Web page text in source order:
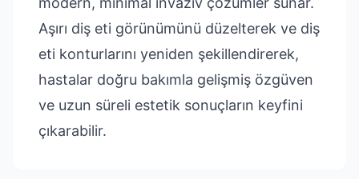
Aşırı diş eti görünümünü düzelterek ve diş
eti konturlarını yeniden şekillendirerek,
hastalar doğru bakımla gelişmiş özgüven
ve uzun süreli estetik sonuçların keyfini
çıkarabilir.